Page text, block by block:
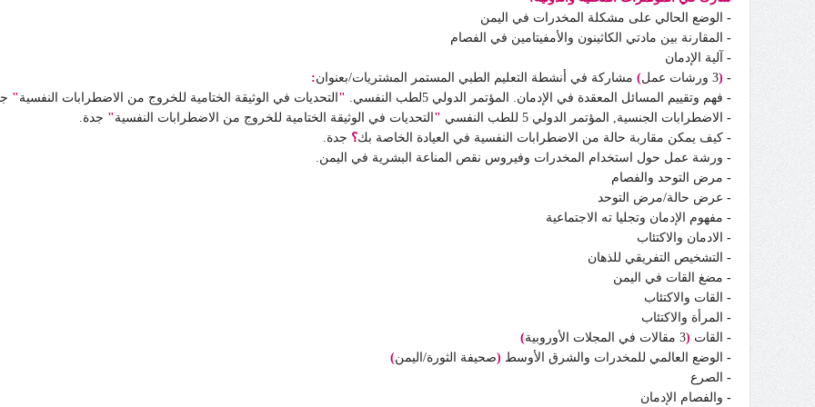
- الوضع الحالي على مشكلة المخدرات في اليمن
- المقارنة بين مادتي الكاثينون والأمفيتامين في الفصام
- آلية الإدمان
-
(3 ورشات عمل ) مشاركة في أنشطة التعليم الطبي المستمر المشتريات/بعنوان:
- فهم وتقييم المسائل المعقدة في الإدمان. المؤتمر الدولي 5لطب النفسي. " التحديات في الوثيقة الختامية للخروج من الاضطرابات النفسية"
- الاضطرابات الجنسية, المؤتمر الدولي 5 للطب النفسي " التحديات في الوثيقة الختامية للخروج من الاضطرابات النفسية" جدة.
- كيف يمكن مقاربة حالة من الاضطرابات النفسية في العيادة الخاصة بك؟ جدة.
- ورشة عمل حول استخدام المخدرات وفيروس نقص المناعة البشرية في اليمن.
- مرض التوحد والفصام
- عرض حالة/مرض التوحد
- مفهوم الإدمان وتجليا ته الاجتماعية
- الادمان والاكتئاب
- التشخيص التفريقي للذهان
- مضغ القات في اليمن
- القات والاكتئاب
- المرأة والاكتئاب
- القات (3 مقالات في المجلات الأوروبية
)
- الوضع العالمي للمخدرات والشرق الأوسط (صحيفة الثورة/اليمن)
- الصرع
- والفصام الإدمان